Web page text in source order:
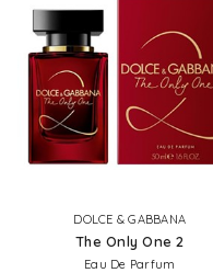
DOLCE & GABBANA
The Only One 2
Eau De Parfum